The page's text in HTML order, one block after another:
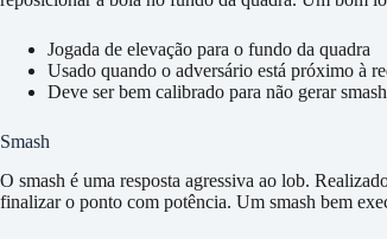
Jogada de elevação para o fundo da quadra
Usado quando o adversário está próximo à
Deve ser bem calibrado para não gerar smash
Smash
O smash é uma resposta agressiva ao lob.
finalizar o ponto com potência. Um smash bem